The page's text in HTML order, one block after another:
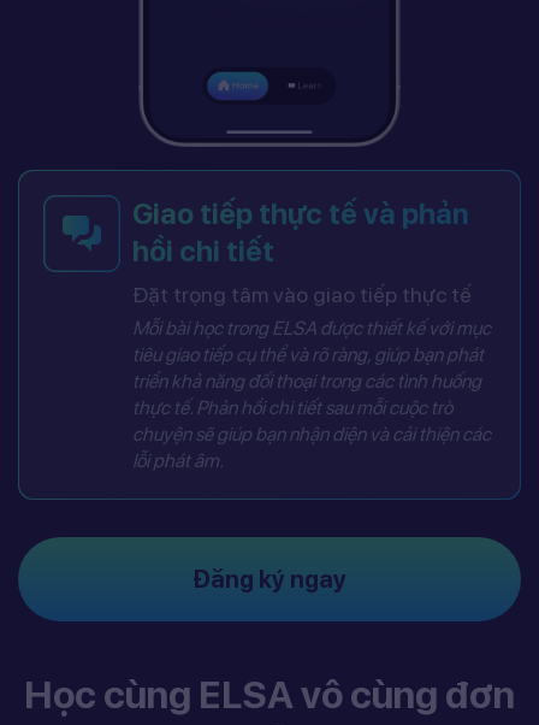
Giao tiếp thực tế và phản
hồi chi tiết
Đặt trọng tâm vào giao tiếp thực tế
Mỗi bài học trong ELSA được thiết kế với mục
tiêu giao tiếp cụ thể và rõ ràng, giúp bạn phát
triển khả năng đối thoại trong các tình huống
thực tế. Phản hồi chi tiết sau mỗi cuộc trò
chuyện sẽ giúp bạn nhận diện và cải thiện các
lỗi phát âm.
Đăng ký ngay
Học cùng ELSA vô cùng đơn